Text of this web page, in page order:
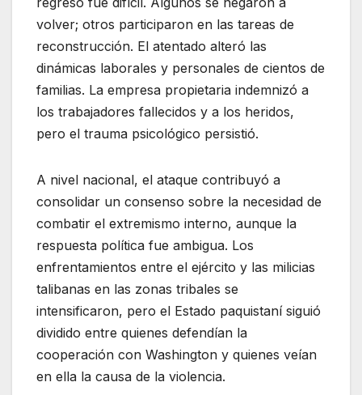
volver; otros participaron en las tareas de
reconstrucción. El atentado alteró las
dinámicas laborales y personales de cientos de
familias. La empresa propietaria indemnizó a
los trabajadores fallecidos y a los heridos,
pero el trauma psicológico persistió.
A nivel nacional, el ataque contribuyó a
consolidar un consenso sobre la necesidad de
combatir el extremismo interno, aunque la
respuesta política fue ambigua. Los
enfrentamientos entre el ejército y las milicias
talibanas en las zonas tribales se
intensificaron, pero el Estado paquistaní siguió
dividido entre quienes defendían la
cooperación con Washington y quienes veían
en ella la causa de la violencia.